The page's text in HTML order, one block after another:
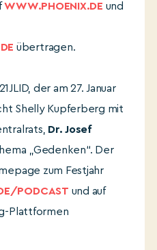
WWW.PHOENIX.DE und
übertragen.
der am 27. Januar
Shelly Kupferberg mit
Dr. Josef
„Gedenken“. Der
zum Festjahr
PODCAST und auf
Plattformen